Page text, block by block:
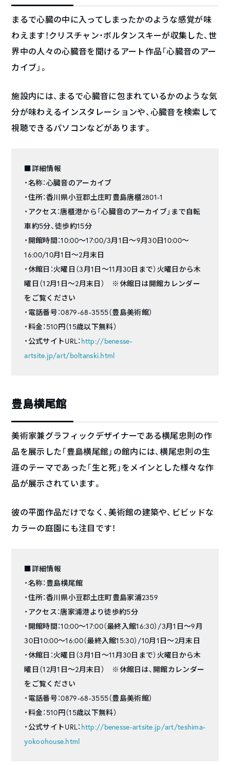
まるで心臓の中に入ってしまったかのような感覚が味
わえます！クリスチャン・ボルタンスキーが収集した、世
界中の人々の心臓音を聞けるアート作品「心臓音のアー
カイブ」。
施設内には、まるで心臓音に包まれているかのような気
分が味わえるインスタレーションや、心臓音を検索して
視聴できるパソコンなどがあります。
■詳細情報
・名称：心臓音のアーカイブ
・住所：香川県小豆郡土庄町豊島唐櫃2801-1
・アクセス：唐櫃港から「心臓音のアーカイブ」まで自転
車約5分、徒歩約15分
・開館時間：10:00～17:00/3月1日～9月30日10:00～
16:00/10月1日～2月末日
・休館日：火曜日（3月1日～11月30日まで）火曜日から木
曜日（12月1日～2月末日） ※休館日は開館カレンダー
をご覧ください
・電話番号：0879-68-3555（豊島美術館）
・料金：510円（15歳以下無料）
・公式サイトURL： http://benesse-
artsite.jp/art/boltanski.html
豊島横尾館
美術家兼グラフィックデザイナーである横尾忠則の作
品を展示した「豊島横尾館」の館内には、横尾忠則の生
涯のテーマであった「生と死」をメインとした様々な作
品が展示されています。
彼の平面作品だけでなく、美術館の建築や、ビビッドな
カラーの庭園にも注目です！
■詳細情報
・名称：豊島横尾館
・住所：香川県小豆郡土庄町豊島家浦2359
・アクセス：唐家浦港より徒歩約5分
・開館時間：10:00～17:00（最終入館16:30）/3月1日～9月
30日10:00～16:00（最終入館15:30）/10月1日～2月末日
・休館日：火曜日（3月1日～11月30日まで）火曜日から木
曜日（12月1日～2月末日） ※休館日は、開館カレンダー
をご覧ください
・電話番号：0879-68-3555（豊島美術館）
・料金：510円（15歳以下無料）
・公式サイトURL： http://benesse-artsite.jp/art/teshima-
yokoohouse.html